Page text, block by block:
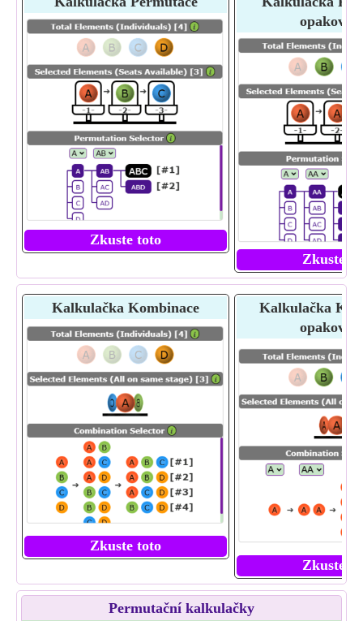
Zkuste toto
Zkuste
Kalkulačka Kombinace
Zkuste toto
Kalkulačka
Zkuste
Permutační kalkulačky